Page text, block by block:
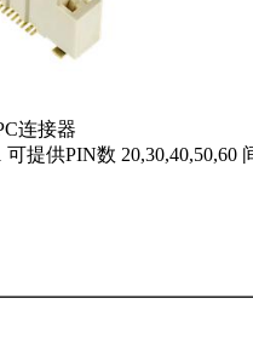
连接器
可提供PIN数